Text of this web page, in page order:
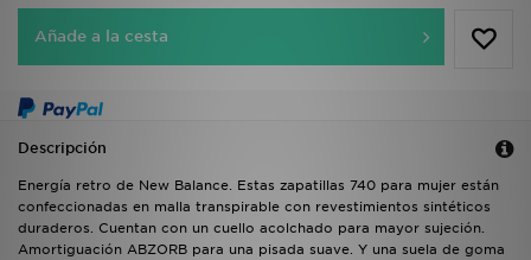
Añade a la cesta
Descripción
Energía retro de New Balance. Estas zapatillas 740 para mujer están
confeccionadas en malla transpirable con revestimientos sintéticos
duraderos. Cuentan con un cuello acolchado para mayor sujeción.
Amortiguación ABZORB para una pisada suave. Y una suela de goma